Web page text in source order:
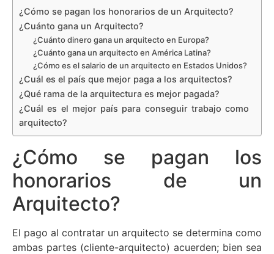
¿Cómo se pagan los honorarios de un Arquitecto?
¿Cuánto gana un Arquitecto?
¿Cuánto dinero gana un arquitecto en Europa?
¿Cuánto gana un arquitecto en América Latina?
¿Cómo es el salario de un arquitecto en Estados Unidos?
¿Cuál es el país que mejor paga a los arquitectos?
¿Qué rama de la arquitectura es mejor pagada?
¿Cuál es el mejor país para conseguir trabajo como
arquitecto?
¿Cómo se pagan los
honorarios de un
Arquitecto?
El pago al contratar un arquitecto se determina como
ambas partes (cliente-arquitecto) acuerden; bien sea